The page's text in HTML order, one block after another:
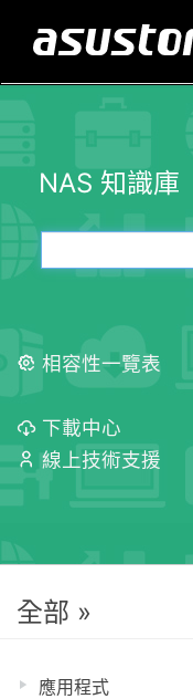
NAS 知識庫
相容性一覽表
下載中心
線上技術支援
全部 »
應用程式